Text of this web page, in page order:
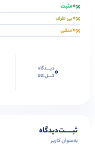
0مثبت
0بی طرف
0منفی
0دیــــدگاه
کــــل کالا
ثبـــــت‌دیدگاه
به‌عنوان کاربر